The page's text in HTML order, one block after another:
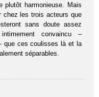
plutôt harmonieuse. Mais
chez les trois acteurs que
sans doute assez
convaincu –
que ces coulisses là et la
séparables.